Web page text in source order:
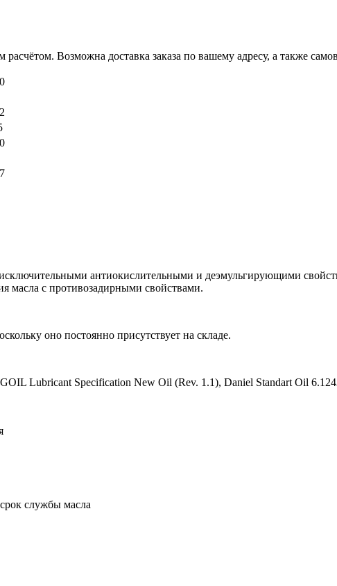
Возможна доставка заказа по вашему адресу, а также
антиокислительными и деэмульгирующими
масла с противозадирными свойствами.
оно постоянно присутствует на складе.
Lubricant Specification New Oil (Rev. 1.1), Daniel Standart Oil
службы масла